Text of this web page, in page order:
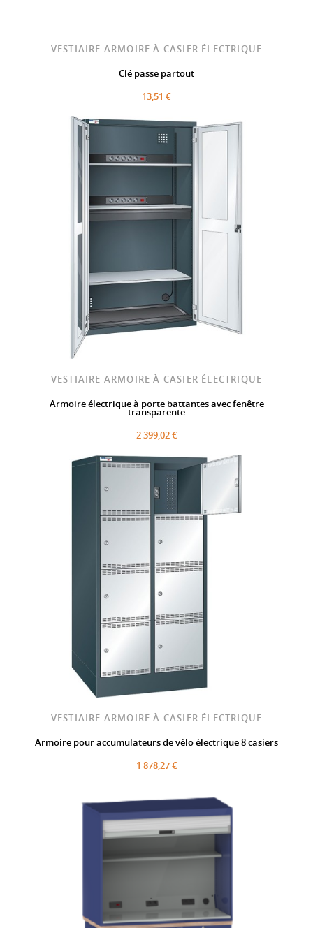
VESTIAIRE ARMOIRE À CASIER ÉLECTRIQUE
Clé passe partout
13,51 €
VESTIAIRE ARMOIRE À CASIER ÉLECTRIQUE
Armoire électrique à porte battantes avec fenêtre
transparente
2 399,02 €
VESTIAIRE ARMOIRE À CASIER ÉLECTRIQUE
Armoire pour accumulateurs de vélo électrique 8 casiers
1 878,27 €